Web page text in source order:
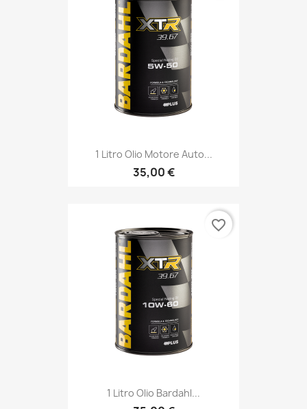
1 Litro Olio Motore Auto...
35,00 €
1 Litro Olio Bardahl...
favorite_border